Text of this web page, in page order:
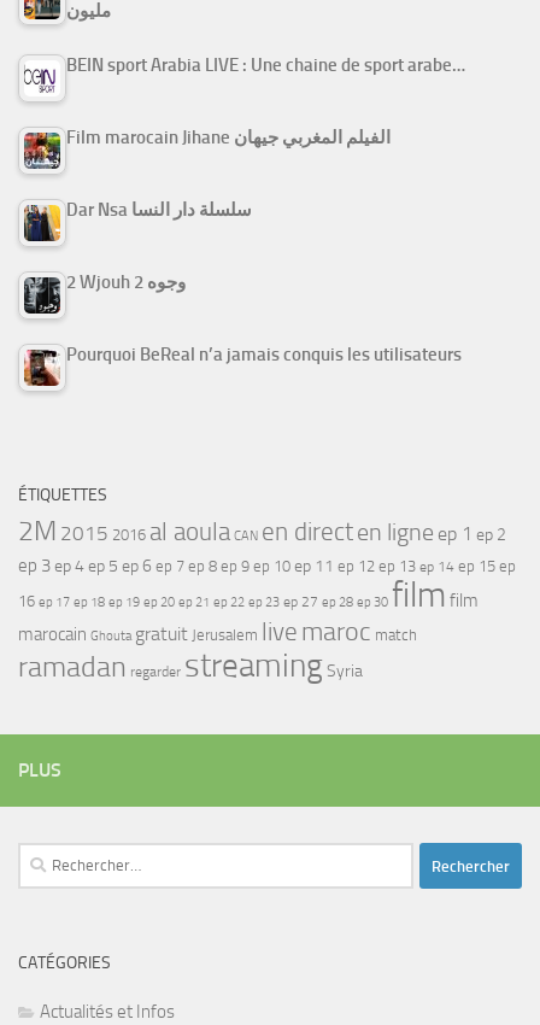
مليون
BEIN sport Arabia LIVE : Une chaine de sport arabe…
Film marocain Jihane الفيلم المغربي جيهان
Dar Nsa سلسلة دار النسا
2 Wjouh 2 وجوه
Pourquoi BeReal n’a jamais conquis les utilisateurs
ÉTIQUETTES
2M 2015 2016 al aoula CAN en directen ligne ep 1 ep 2
ep 3ep 4ep 5 ep 6 ep 7 ep 8 ep 9 ep 10 ep 11 ep 12 ep 13 ep 14 ep 15 ep
16 ep 17 ep 18 ep 19 ep 20 ep 21 ep 22 ep 23 ep 27 ep 28 ep 30 film film
marocain Ghouta gratuit Jerusalem live maroc match
ramadan regarder streamingSyria
PLUS
Rechercher :
CATÉGORIES
Actualités et Infos